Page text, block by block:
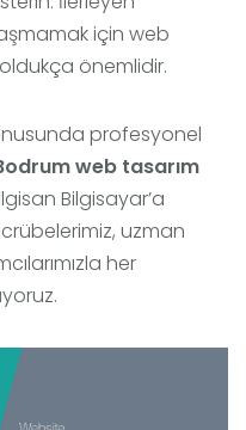
için web
önemlidir.
profesyonel
web tasarım
Bilgisayar’a
uzman
her